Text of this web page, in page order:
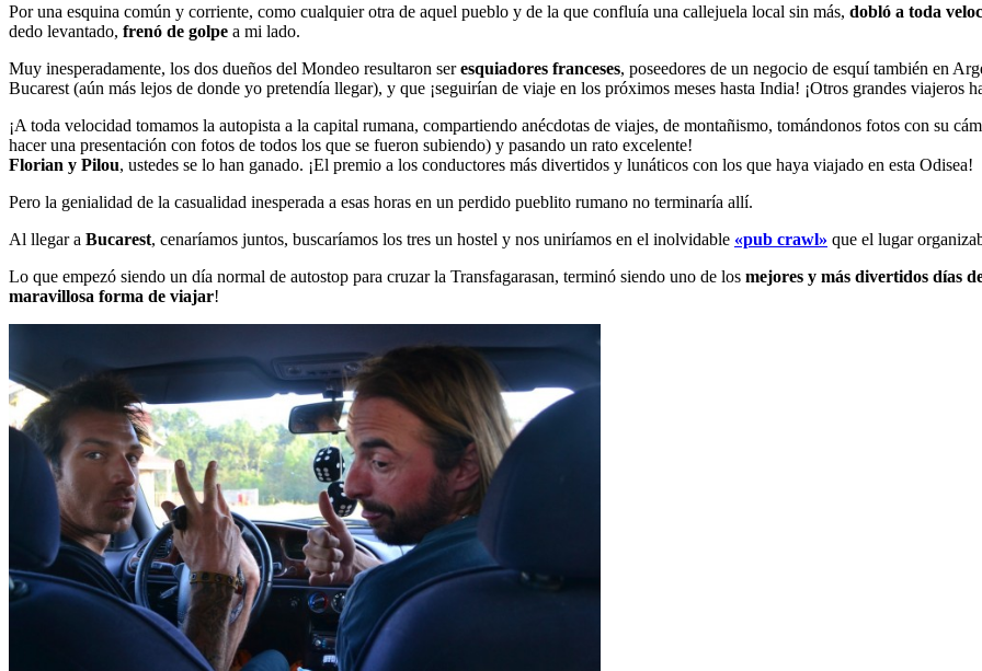
Por una esquina común y corriente, como cualquier otra de aquel pueblo y de la que confluía una callejuela local sin más, dobló a toda
dedo levantado, frenó de golpe a mi lado.
Muy inesperadamente, los dos dueños del Mondeo resultaron seresquiadores franceses, poseedores de un negocio de esquí también en
Bucarest (aún más lejos de donde yo pretendía llegar), y que ¡seguirían de viaje en los próximos meses hasta India! ¡Otros grandes viajeros
¡A toda velocidad tomamos la autopista a la capital rumana, compartiendo anécdotas de viajes, de montañismo, tomándonos fotos con su
hacer una presentación con fotos de todos los que se fueron subiendo) y pasando un rato excelente!
Florian y Pilou, ustedes se lo han ganado. ¡El premio a los conductores más divertidos y lunáticos con los que haya viajado en esta Odisea!
Pero la genialidad de la casualidad inesperada a esas horas en un perdido pueblito rumano no terminaría allí.
Al llegar a Bucarest, cenaríamos juntos, buscaríamos los tres un hostel y nos uniríamos en el inolvidable «pub crawl» que el lugar
Lo que empezó siendo un día normal de autostop para cruzar la Transfagarasan, terminó siendo uno de los mejores y más divertidos días
maravillosa forma de viajar!